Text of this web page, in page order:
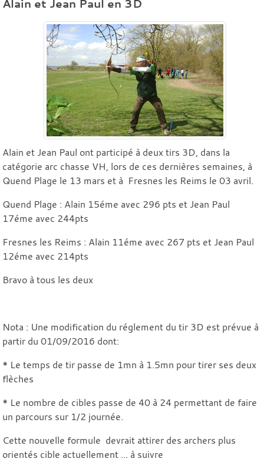
Alain et Jean Paul en 3D
Alain et Jean Paul ont participé à deux tirs 3D, dans la
catégorie arc chasse VH, lors de ces dernières semaines, à
Quend Plage le 13 mars et à Fresnes les Reims le 03 avril.
Quend Plage : Alain 15éme avec 296 pts et Jean Paul
17éme avec 244pts
Fresnes les Reims : Alain 11éme avec 267 pts et Jean Paul
12éme avec 214pts
Bravo à tous les deux
Nota : Une modification du réglement du tir 3D est prévue à
partir du 01/09/2016 dont:
* Le temps de tir passe de 1mn à 1.5mn pour tirer ses deux
flèches
* Le nombre de cibles passe de 40 à 24 permettant de faire
un parcours sur 1/2 journée.
Cette nouvelle formule devrait attirer des archers plus
orientés cible actuellement ... à suivre